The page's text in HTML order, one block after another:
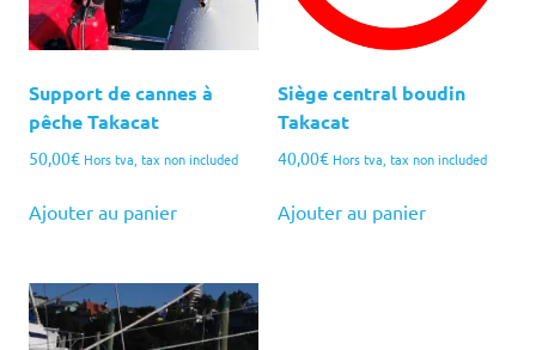
Support de cannes à
pêche Takacat
50,00€ Hors tva, tax non included
Ajouter au panier
Siège central boudin
Takacat
40,00€ Hors tva, tax non included
Ajouter au panier